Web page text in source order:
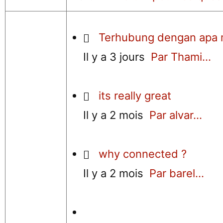
Terhubung dengan apa
Il y a 3 jours Par Thami...
its really great
Il y a 2 mois Par alvar...
why connected ?
Il y a 2 mois Par barel...